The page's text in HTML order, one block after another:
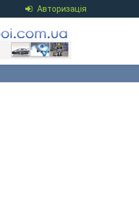
Авторизація